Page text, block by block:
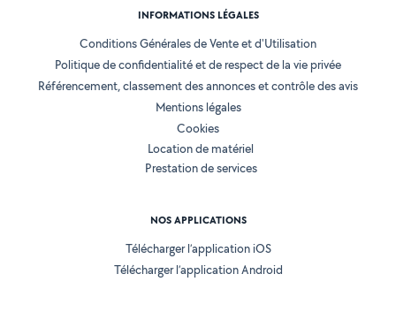
INFORMATIONS LÉGALES
Conditions Générales de Vente et d'Utilisation
Politique de confidentialité et de respect de la vie privée
Référencement, classement des annonces et contrôle des avis
Mentions légales
Cookies
Location de matériel
Prestation de services
NOS APPLICATIONS
Télécharger l’application iOS
Télécharger l’application Android